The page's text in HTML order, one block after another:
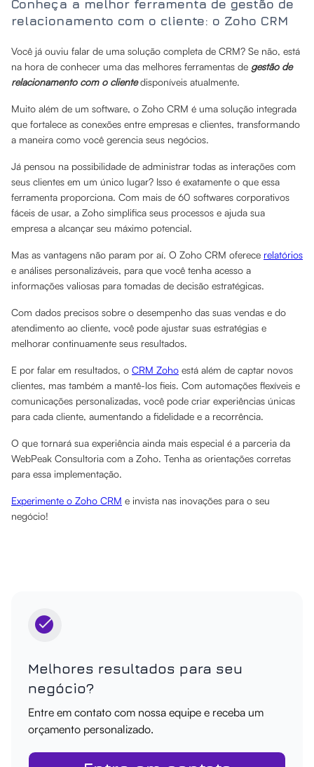
Conheça a melhor ferramenta de gestão de
relacionamento com o cliente: o Zoho CRM
Você já ouviu falar de uma solução completa de CRM? Se não, está
na hora de conhecer uma das melhores ferramentas de gestão de
relacionamento com o clientedisponíveis atualmente.
Muito além de um software, o Zoho CRM é uma solução integrada
que fortalece as conexões entre empresas e clientes, transformando
a maneira como você gerencia seus negócios.
Já pensou na possibilidade de administrar todas as interações com
seus clientes em um único lugar? Isso é exatamente o que essa
ferramenta proporciona. Com mais de 60 softwares corporativos
fáceis de usar, a Zoho simplifica seus processos e ajuda sua
empresa a alcançar seu máximo potencial.
Mas as vantagens não param por aí. O Zoho CRM oferece relatórios
e análises personalizáveis, para que você tenha acesso a
informações valiosas para tomadas de decisão estratégicas.
Com dados precisos sobre o desempenho das suas vendas e do
atendimento ao cliente, você pode ajustar suas estratégias e
melhorar continuamente seus resultados.
E por falar em resultados, o CRM Zoho está além de captar novos
clientes, mas também a mantê-los fieis. Com automações flexíveis e
comunicações personalizadas, você pode criar experiências únicas
para cada cliente, aumentando a fidelidade e a recorrência.
O que tornará sua experiência ainda mais especial é a parceria da
WebPeak Consultoria com a Zoho. Tenha as orientações corretas
para essa implementação.
Experimente o Zoho CRM e invista nas inovações para o seu
negócio!
Melhores resultados para seu
negócio?
Entre em contato com nossa equipe e receba um
orçamento personalizado.